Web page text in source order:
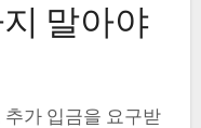
말아야
가 입금을 요구받